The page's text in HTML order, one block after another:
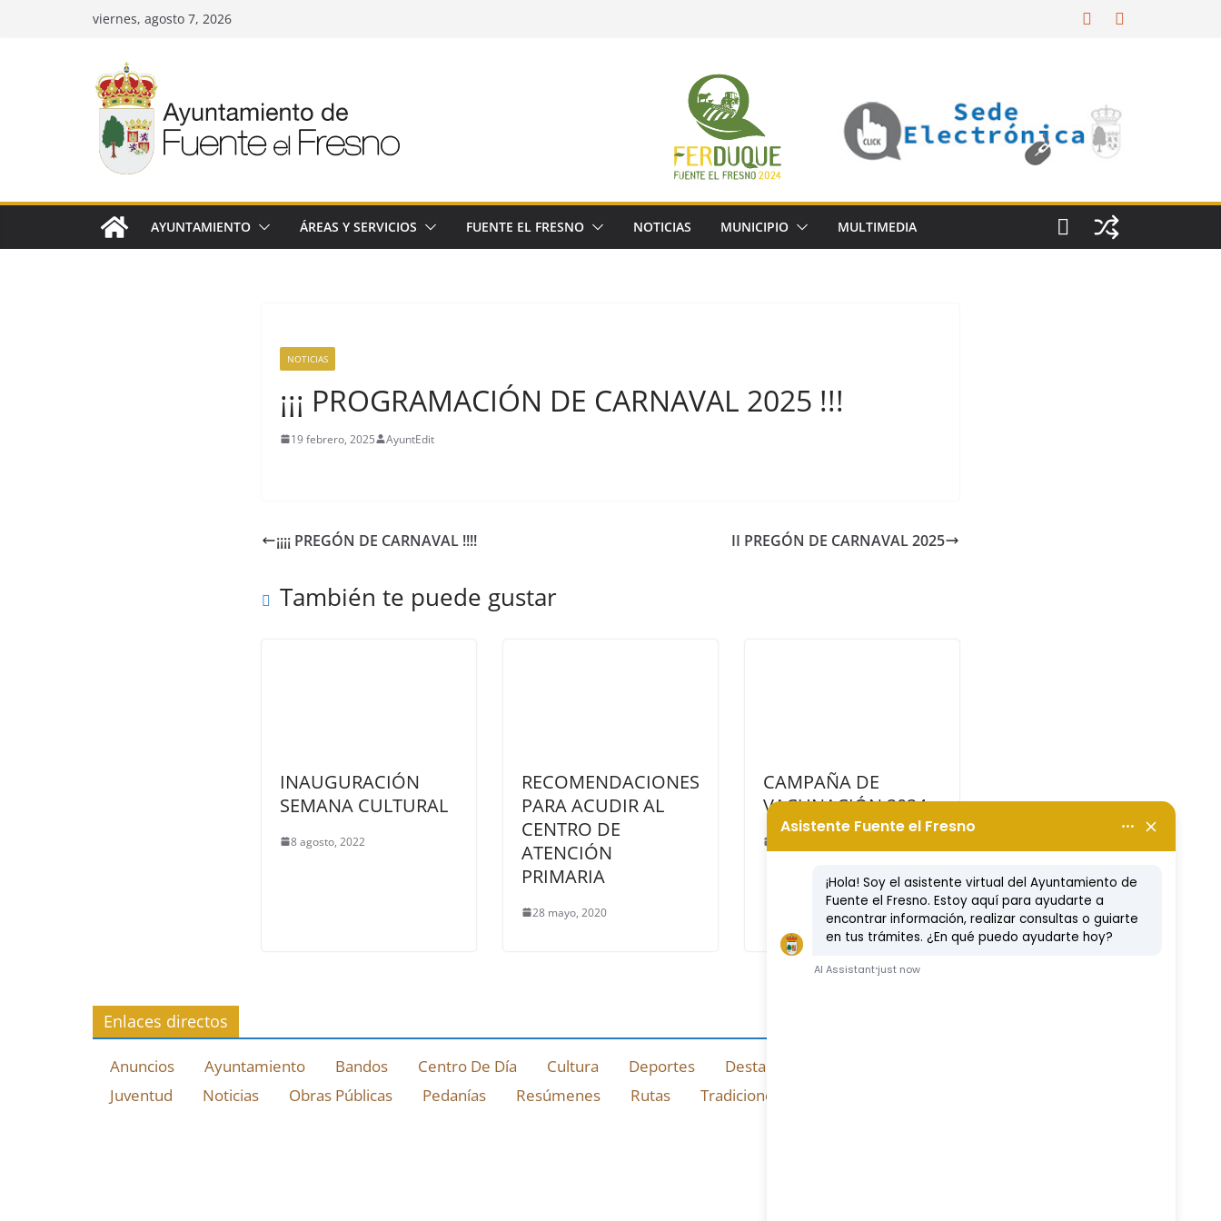
viernes, agosto 7, 2026
AYUNTAMIENTO ÁREAS Y SERVICIOS FUENTE EL FRESNO NOTICIAS MUNICIPIO MULTIMEDIA
NOTICIAS
¡¡¡ PROGRAMACIÓN DE CARNAVAL 2025 !!!
19 febrero, 2025 AyuntEdit
¡¡¡¡ PREGÓN DE CARNAVAL !!!! II PREGÓN DE CARNAVAL 2025
También te puede gustar
INAUGURACIÓN
SEMANA CULTURAL
8 agosto, 2022
RECOMENDACIONES
PARA ACUDIR AL
CENTRO DE
ATENCIÓN
PRIMARIA
28 mayo, 2020
CAMPAÑA DE
VACUNACIÓN 2024
Enlaces directos
Anuncios Ayuntamiento Bandos Centro De Día Cultura Deportes Destacado
Juventud
Noticias Obras Públicas Pedanías Resúmenes Rutas Tradiciones